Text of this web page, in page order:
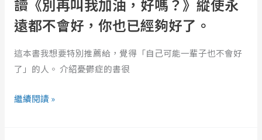
讀《別再叫我加油，好嗎？》縱使永
遠都不會好，你也已經夠好了。
這本書我想要特別推薦給，覺得「自己可能一輩子也不會好
了」的人。 介紹憂鬱症的書很
永
遠
不
會
你
繼續閱讀 »